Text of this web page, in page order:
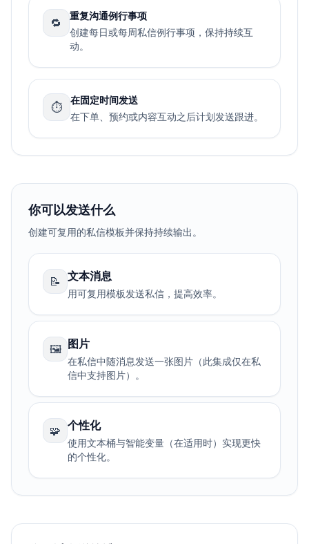
🔁
重复沟通例行事项
创建每日或每周私信例行事项，保持持续互
动。
⏱️
在固定时间发送
在下单、预约或内容互动之后计划发送跟进。
你可以发送什么
创建可复用的私信模板并保持持续输出。
📝 文本消息
用可复用模板发送私信，提高效率。
🖼️ 图片
在私信中随消息发送一张图片（此集成仅在私
信中支持图片）。
🧩 个性化
使用文本桶与智能变量（在适用时）实现更快
的个性化。